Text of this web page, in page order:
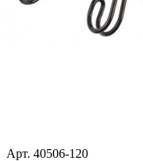
Арт. 40506-120